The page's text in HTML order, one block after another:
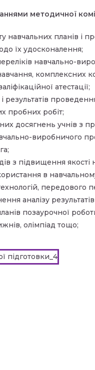
методичної
навчальних планів і
їх удосконалення;
навчально-
комплексних
атестації;
і результатів
пробних робіт;
досягнень учнів з
виробничого
з підвищення якості
в
передового
аналізу
позаурочної
олімпіад тощо;